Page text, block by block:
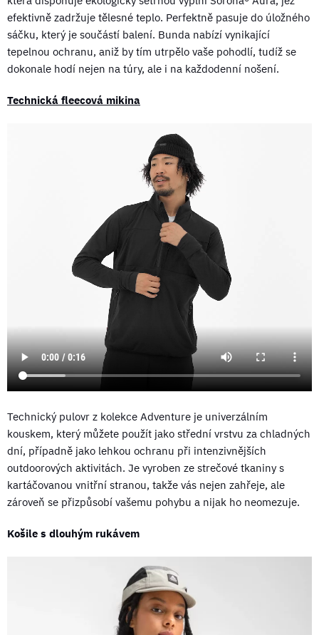
efektivně zadržuje tělesné teplo. Perfektně pasuje do úložného
sáčku, který je součástí balení. Bunda nabízí vynikající
tepelnou ochranu, aniž by tím utrpělo vaše pohodlí, tudíž se
dokonale hodí nejen na túry, ale i na každodenní nošení.
Technická fleecová mikina
Technický pulovr z kolekce Adventure je univerzálním
kouskem, který můžete použít jako střední vrstvu za chladných
dní, případně jako lehkou ochranu při intenzivnějších
outdoorových aktivitách. Je vyroben ze strečové tkaniny s
kartáčovanou vnitřní stranou, takže vás nejen zahřeje, ale
zároveň se přizpůsobí vašemu pohybu a nijak ho neomezuje.
Košile s dlouhým rukávem